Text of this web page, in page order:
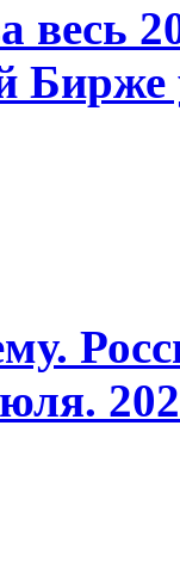
весь